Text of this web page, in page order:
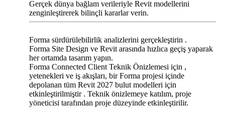
Gerçek dünya bağlam verileriyle Revit modellerini
zenginleştirerek bilinçli kararlar verin.
Forma sürdürülebilirlik analizlerini gerçekleştirin .
Forma Site Design ve Revit arasında hızlıca geçiş yaparak
her ortamda tasarım yapın.
Forma Connected Client Teknik Önizlemesi için ,
yetenekleri ve iş akışları, bir Forma projesi içinde
depolanan tüm Revit 2027 bulut modelleri için
etkinleştirilmiştir . Teknik önizlemeye katılım, proje
yöneticisi tarafından proje düzeyinde etkinleştirilir.